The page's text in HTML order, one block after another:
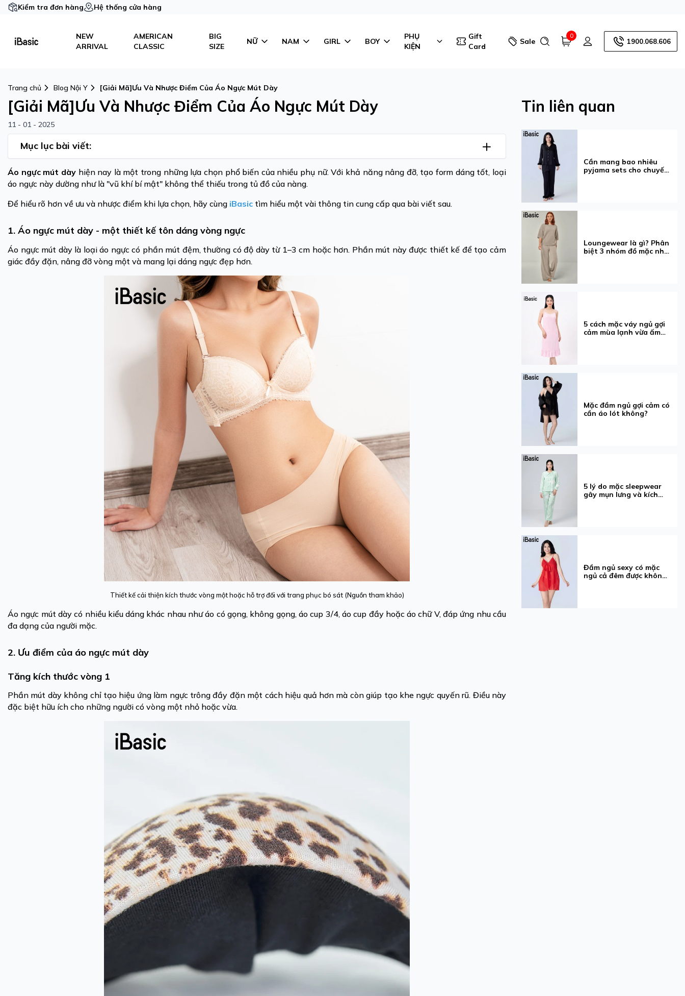
Kiểm tra đơn hàng Hệ thống cửa hàng
NEW
ARRIVAL
AMERICAN
CLASSIC
BIG
SIZE
NỮ NAM GIRL BOY
PHỤ
KIỆN
Gift
Card
Sale
0
1900.068.606
Trang chủ Blog Nội Y [Giải Mã]Ưu Và Nhược Điểm Của Áo Ngực Mút Dày
[Giải Mã]Ưu Và Nhược Điểm Của Áo Ngực Mút Dày
11 - 01 - 2025
Mục lục bài viết:
Áo ngực mút dàyhiện nay là một trong những lựa chọn phổ biến của nhiều phụ nữ. Với khả năng nâng đỡ, tạo form dáng tốt, loại
áo ngực này dường như là "vũ khí bí mật" không thể thiếu trong tủ đồ của nàng.
Để hiểu rõ hơn về ưu và nhược điểm khi lựa chọn, hãy cùng iBasic tìm hiểu một vài thông tin cung cấp qua bài viết sau.
1. Áo ngực mút dày - một thiết kế tôn dáng vòng ngực
Áo ngực mút dày là loại áo ngực có phần mút đệm, thường có độ dày từ 1–3 cm hoặc hơn. Phần mút này được thiết kế để tạo cảm
giác đầy đặn, nâng đỡ vòng một và mang lại dáng ngực đẹp hơn.
Thiết kế cải thiện kích thước vòng một hoặc hỗ trợ đối với trang phục bó sát (Nguồn tham khảo)
Áo ngực mút dày có nhiều kiểu dáng khác nhau như áo có gọng, không gọng, áo cup 3/4, áo cup đầy hoặc áo chữ V, đáp ứng nhu cầu
đa dạng của người mặc.
2. Ưu điểm của áo ngực mút dày
Tăng kích thước vòng 1
Phần mút dày không chỉ tạo hiệu ứng làm ngực trông đầy đặn một cách hiệu quả hơn mà còn giúp tạo khe ngực quyến rũ. Điều này
đặc biệt hữu ích cho những người có vòng một nhỏ hoặc vừa.
Tin liên quan
Cần mang bao nhiêu
pyjama sets cho chuyến
Loungewear là gì? Phân
biệt 3 nhóm đồ mặc nhà
5 cách mặc váy ngủ gợi
cảm mùa lạnh vừa ấm
Mặc đầm ngủ gợi cảm có
cần áo lót không?
5 lý do mặc sleepwear
gây mụn lưng và kích
Đầm ngủ sexy có mặc
ngủ cả đêm được không?